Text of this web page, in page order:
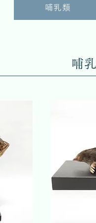
哺乳類
哺